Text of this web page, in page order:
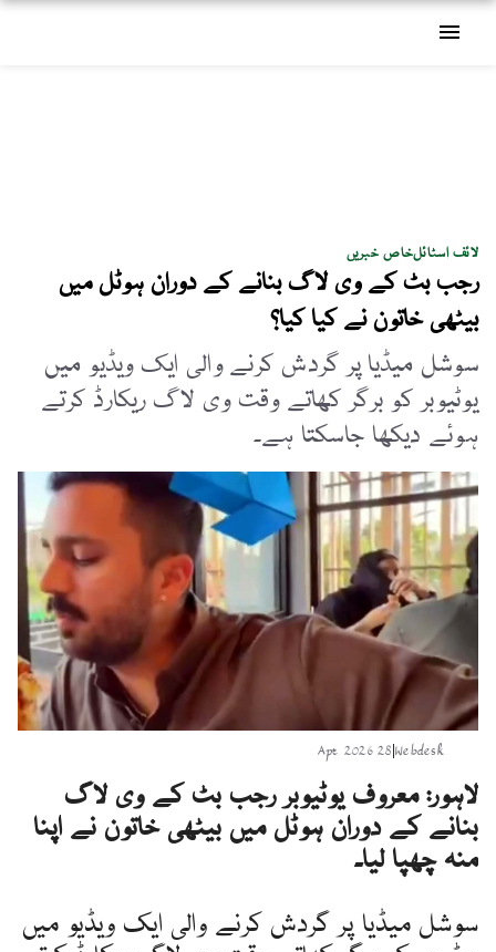
menu
لائف اسٹائلخاص خبریں
رجب بٹ کے وی لاگ بنانے کے دوران ہوٹل میں
بیٹھی خاتون نے کیا کیا؟
سوشل میڈیا پر گردش کرنے والی ایک ویڈیو میں
یوٹیوبر کو برگر کھاتے وقت وی لاگ ریکارڈ کرتے
ہوئے دیکھا جاسکتا ہے۔
Webdesk
|
28 Apr 2026
لاہور: معروف یوٹیوبر رجب بٹ کے وی لاگ
بنانے کے دوران ہوٹل میں بیٹھی خاتون نے اپنا
منہ چھپا لیا۔
سوشل میڈیا پر گردش کرنے والی ایک ویڈیو میں